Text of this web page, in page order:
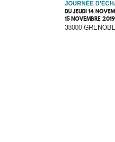
JOURNÉE
DUJEUDI 14
15 NOVEMBRE 2019
38000